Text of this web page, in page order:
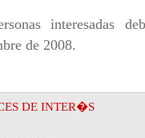
interesadas
de 2008.
DE INTER�S